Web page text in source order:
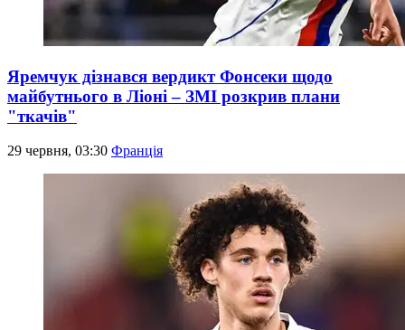
Яремчук дізнався вердикт Фонсеки щодо
майбутнього в Ліоні – ЗМІ розкрив плани
"ткачів"
29 червня, 03:30 Франція